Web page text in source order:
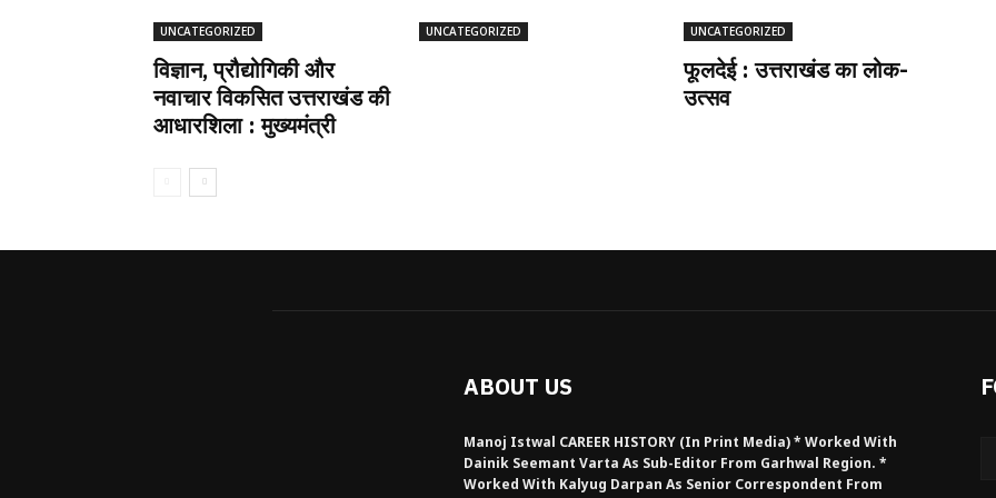
UNCATEGORIZED
विज्ञान, प्रौद्योगिकी और
नवाचार विकसित उत्तराखंड की
आधारशिला : मुख्यमंत्री
UNCATEGORIZED UNCATEGORIZED
फूलदेई : उत्तराखंड का लोक-
उत्सव
ABOUT US
Manoj Istwal CAREER HISTORY (in Print Media) * Worked With
Dainik Seemant Varta As Sub-Editor From Garhwal Region. *
Worked With Kalyug Darpan As Senior Correspondent From